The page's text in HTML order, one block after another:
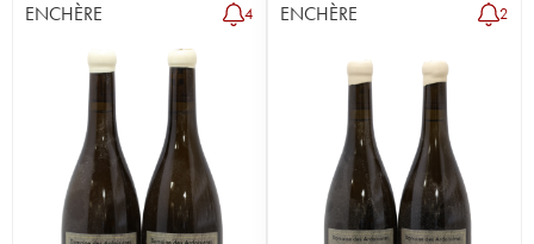
ENCHÈRE 4 ENCHÈRE 2